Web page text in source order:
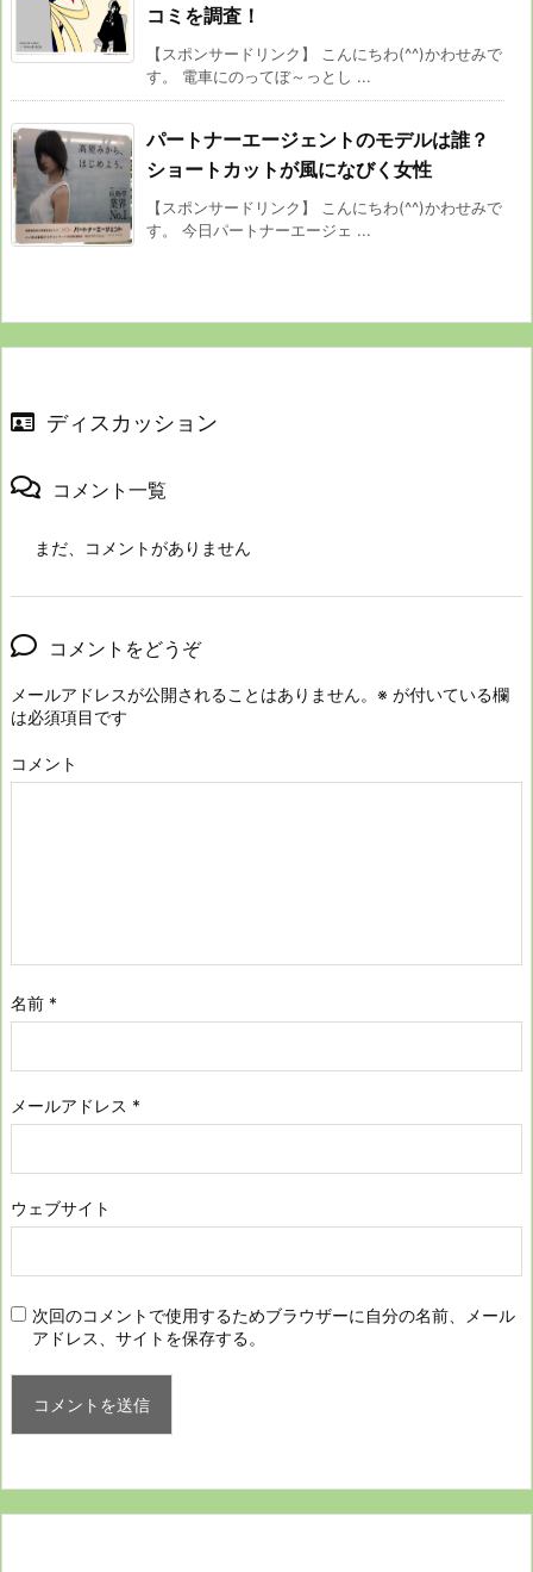
コミを調査！
【スポンサードリンク】 こんにちわ(^^)かわせみで
す。 電車にのってぼ～っとし ...
パートナーエージェントのモデルは誰？
ショートカットが風になびく女性
【スポンサードリンク】 こんにちわ(^^)かわせみで
す。 今日パートナーエージェ ...
ディスカッション
コメント一覧
まだ、コメントがありません
コメントをどうぞ
メールアドレスが公開されることはありません。 ※ が付いている欄
は必須項目です
コメント
名前 *
メールアドレス *
ウェブサイト
次回のコメントで使用するためブラウザーに自分の名前、メール
アドレス、サイトを保存する。